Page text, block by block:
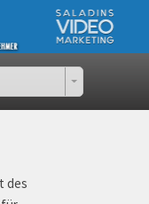
des